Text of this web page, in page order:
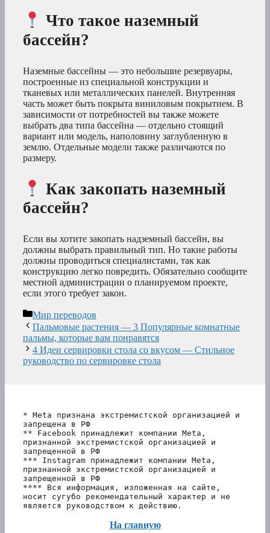
Что такое наземный
бассейн?
Наземные бассейны — это небольшие резервуары,
построенные из специальной конструкции и
тканевых или металлических панелей. Внутренняя
часть может быть покрыта виниловым покрытием. В
зависимости от потребностей вы также можете
выбрать два типа бассейна — отдельно стоящий
вариант или модель, наполовину заглубленную в
землю. Отдельные модели также различаются по
размеру.
Как закопать наземный
бассейн?
Если вы хотите закопать надземный бассейн, вы
должны выбрать правильный тип. Но такие работы
должны проводиться специалистами, так как
конструкцию легко повредить. Обязательно сообщите
местной администрации о планируемом проекте,
если этого требует закон.
Рубрики
Мир переводов
Пальмовые растения — 3 Популярные комнатные
пальмы, которые вам понравятся
4 Идеи сервировки стола со вкусом — Стильное
руководство по сервировке стола
* Meta признана экстремистской организацией и
запрещена в РФ
** Facebook принадлежит компании Meta,
признанной экстремистской организацией и
запрещенной в РФ
*** Instagram принадлежит компании Meta,
признанной экстремистской организацией и
запрещенной в РФ
**** Вся информация, изложенная на сайте,
носит сугубо рекомендательный характер и не
является руководством к действию.
На главную